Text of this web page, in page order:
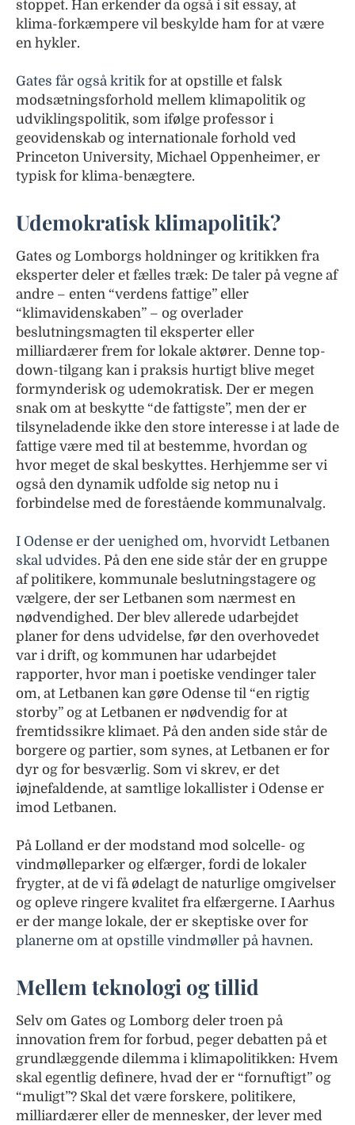
stoppet. Han erkender da også i sit essay, at
klima-forkæmpere vil beskylde ham for at være
en hykler.
Gates får også kritik for at opstille et falsk
modsætningsforhold mellem klimapolitik og
udviklingspolitik, som ifølge professor i
geovidenskab og internationale forhold ved
Princeton University, Michael Oppenheimer, er
typisk for klima-benægtere.
Udemokratisk klimapolitik?
Gates og Lomborgs holdninger og kritikken fra
eksperter deler et fælles træk: De taler på vegne af
andre – enten “verdens fattige” eller
“klimavidenskaben” – og overlader
beslutningsmagten til eksperter eller
milliardærer frem for lokale aktører. Denne top-
down-tilgang kan i praksis hurtigt blive meget
formynderisk og udemokratisk. Der er megen
snak om at beskytte “de fattigste”, men der er
tilsyneladende ikke den store interesse i at lade de
fattige være med til at bestemme, hvordan og
hvor meget de skal beskyttes. Herhjemme ser vi
også den dynamik udfolde sig netop nu i
forbindelse med de forestående kommunalvalg.
I Odense er der uenighed om, hvorvidt Letbanen
skal udvides. På den ene side står der en gruppe
af politikere, kommunale beslutningstagere og
vælgere, der ser Letbanen som nærmest en
nødvendighed. Der blev allerede udarbejdet
planer for dens udvidelse, før den overhovedet
var i drift, og kommunen har udarbejdet
rapporter, hvor man i poetiske vendinger taler
om, at Letbanen kan gøre Odense til “en rigtig
storby” og at Letbanen er nødvendig for at
fremtidssikre klimaet. På den anden side står de
borgere og partier, som synes, at Letbanen er for
dyr og for besværlig. Som vi skrev, er det
iøjnefaldende, at samtlige lokallister i Odense er
imod Letbanen.
På Lolland er der modstand mod solcelle- og
vindmølleparker og elfærger, fordi de lokaler
frygter, at de vi få ødelagt de naturlige omgivelser
og opleve ringere kvalitet fra elfærgerne. I Aarhus
er der mange lokale, der er skeptiske over for
planerne om at opstille vindmøller på havnen.
Mellem teknologi og tillid
Selv om Gates og Lomborg deler troen på
innovation frem for forbud, peger debatten på et
grundlæggende dilemma i klimapolitikken: Hvem
skal egentlig definere, hvad der er “fornuftigt” og
“muligt”? Skal det være forskere, politikere,
milliardærer eller de mennesker, der lever med